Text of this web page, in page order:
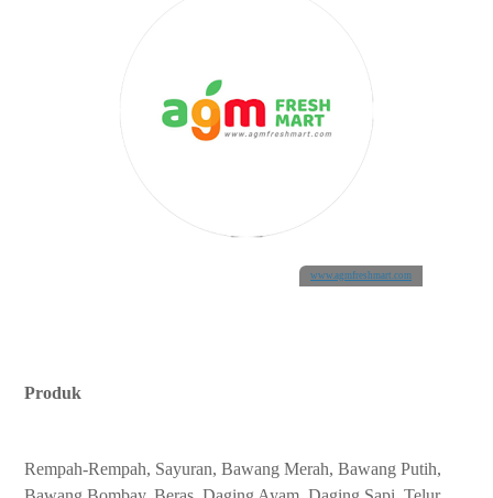
www.agmfreshmart.com
Produk
Rempah-Rempah, Sayuran, Bawang Merah, Bawang Putih,